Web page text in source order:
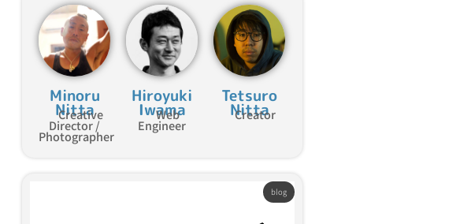
Minoru
Nitta
Creative
Director /
Photographer
Hiroyuki
Iwama
Web
Engineer
Tetsuro
Nitta
Creator
blog